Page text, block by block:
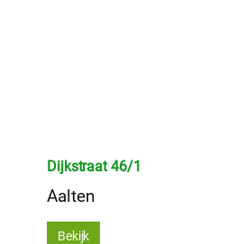
Dijkstraat 46/1
Aalten
Bekijk